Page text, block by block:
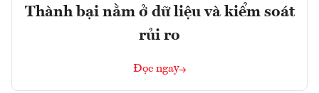
Thành bại nằm ở dữ liệu và kiểm soát
rủi ro
Đọc ngay